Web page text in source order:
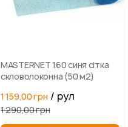
MASTERNET 160 синя cітка
скловолоконна (50 м2)
1 159,00 грн / рул
1 290,00 грн